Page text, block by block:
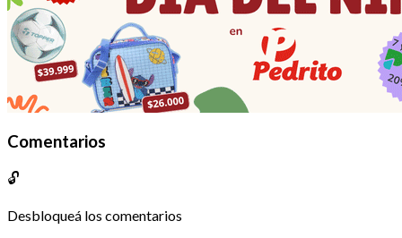
Comentarios
🔓
Desbloqueá los comentarios